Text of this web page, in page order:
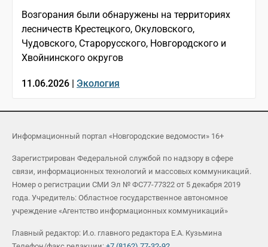
Возгорания были обнаружены на территориях
лесничеств Крестецкого, Окуловского,
Чудовского, Старорусского, Новгородского и
Хвойнинского округов
11.06.2026 | Экология
Информационный портал «Новгородские ведомости» 16+
Зарегистрирован Федеральной службой по надзору в сфере
связи, информационных технологий и массовых коммуникаций.
Номер о регистрации СМИ Эл № ФС77-77322 от 5 декабря 2019
года. Учредитель: Областное государственное автономное
учреждение «Агентство информационных коммуникаций»
Главный редактор: И.о. главного редактора Е.А. Кузьмина